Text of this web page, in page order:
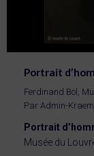
Portrait
Ferdinand Bol ,
Par Admin-
Portrait
Musée du